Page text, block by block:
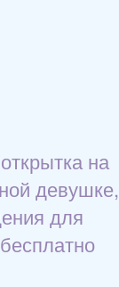
на
девушке,
для